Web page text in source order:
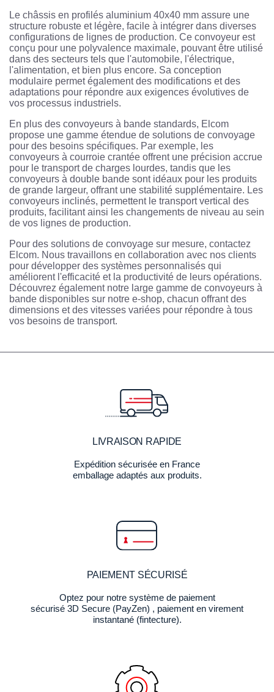
Le châssis en profilés aluminium 40x40 mm assure une
structure robuste et légère, facile à intégrer dans diverses
configurations de lignes de production. Ce convoyeur est
conçu pour une polyvalence maximale, pouvant être utilisé
dans des secteurs tels que l'automobile, l'électrique,
l'alimentation, et bien plus encore. Sa conception
modulaire permet également des modifications et des
adaptations pour répondre aux exigences évolutives de
vos processus industriels.
En plus des convoyeurs à bande standards, Elcom
propose une gamme étendue de solutions de convoyage
pour des besoins spécifiques. Par exemple, les
convoyeurs à courroie crantée offrent une précision accrue
pour le transport de charges lourdes, tandis que les
convoyeurs à double bande sont idéaux pour les produits
de grande largeur, offrant une stabilité supplémentaire. Les
convoyeurs inclinés, permettent le transport vertical des
produits, facilitant ainsi les changements de niveau au sein
de vos lignes de production.
Pour des solutions de convoyage sur mesure, contactez
Elcom. Nous travaillons en collaboration avec nos clients
pour développer des systèmes personnalisés qui
améliorent l'efficacité et la productivité de leurs opérations.
Découvrez également notre large gamme de convoyeurs à
bande disponibles sur notre e-shop, chacun offrant des
dimensions et des vitesses variées pour répondre à tous
vos besoins de transport.
LIVRAISON RAPIDE
Expédition sécurisée en France
emballage adaptés aux produits.
PAIEMENT SÉCURISÉ
Optez pour notre système de paiement
sécurisé 3D Secure (PayZen) , paiement en virement
instantané (fintecture).